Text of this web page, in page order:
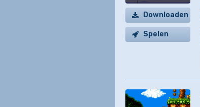
Downloaden
Spelen